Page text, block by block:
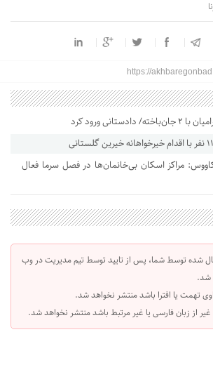
https://
ورود کرد
مراکز اسکان بی‌خانمان‌ها در فصل سرما فعال
شده توسط شما، پس از تایید توسط تیم مدیریت در وب
شد.
تهمت یا افترا باشد منتشر نخواهد شد.
غیر از زبان فارسی یا غیر مرتبط باشد منتشر نخواهد شد.